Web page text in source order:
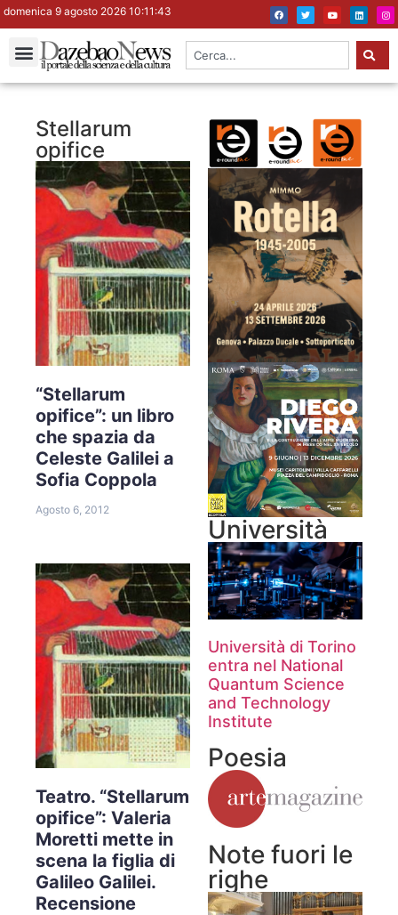
domenica 9 agosto 2026 10:11:44
Stellarum
opifice
“Stellarum
opifice”: un libro
che spazia da
Celeste Galilei a
Sofia Coppola
Agosto 6, 2012
Teatro. “Stellarum
opifice”: Valeria
Moretti mette in
scena la figlia di
Galileo Galilei.
Recensione
Università
Università di Torino
entra nel National
Quantum Science
and Technology
Institute
Poesia
Note fuori le
righe